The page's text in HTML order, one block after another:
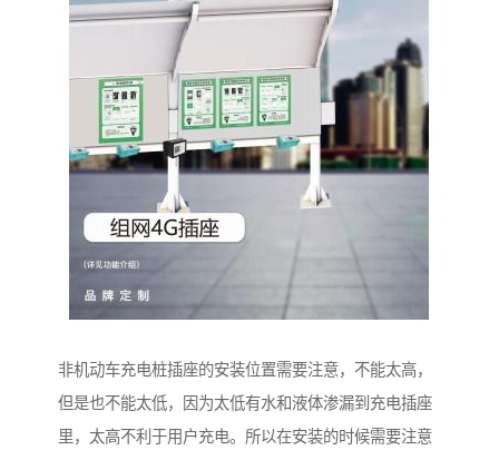
非机动车充电桩插座的安装位置需要注意，不能太高，
但是也不能太低，因为太低有水和液体渗漏到充电插座
里，太高不利于用户充电。所以在安装的时候需要注意